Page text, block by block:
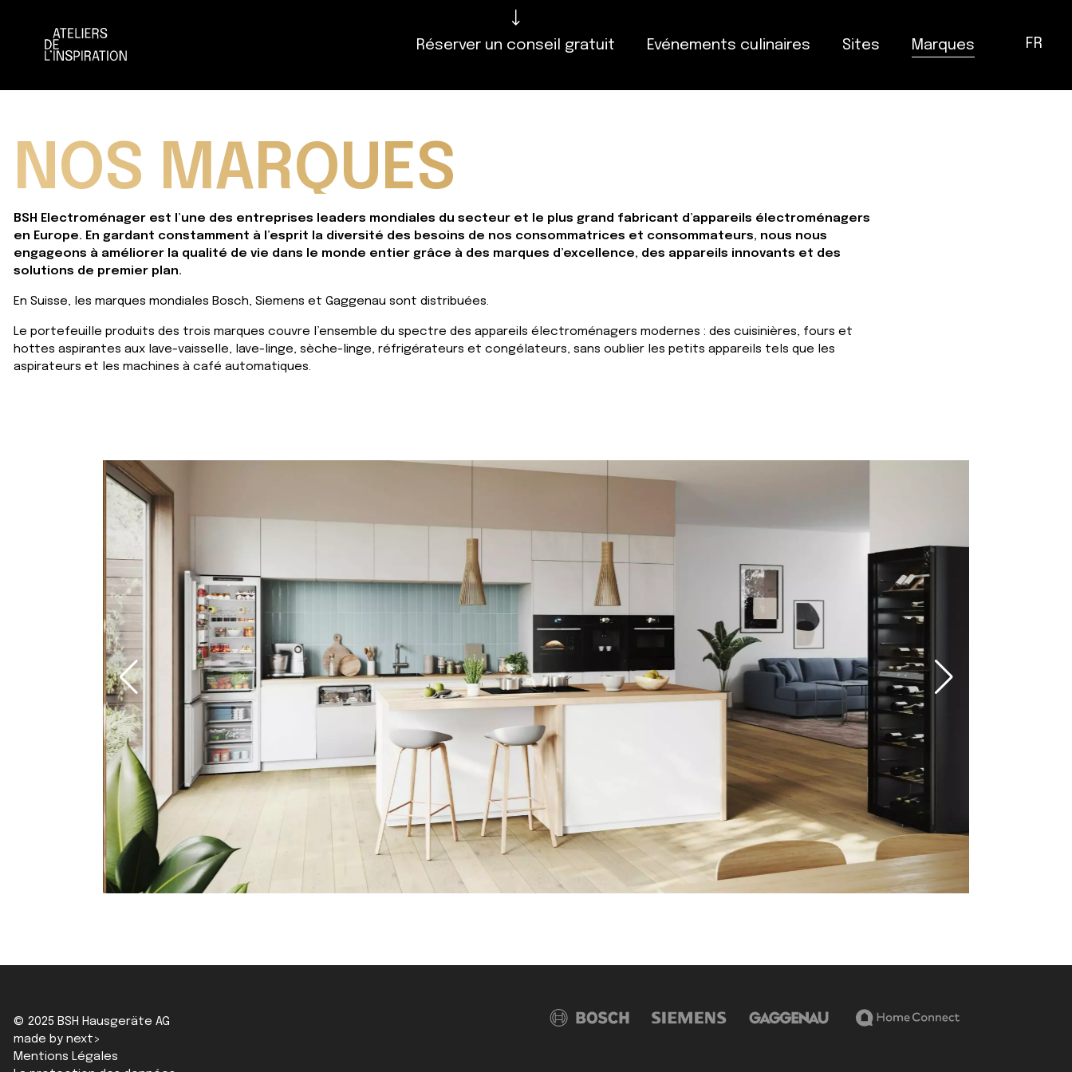
Réserver un conseil gratuit Evénements culinaires Sites Marques FR
NOS MARQUES
BSH Electroménager est l’une des entreprises leaders mondiales du secteur et le plus grand fabricant d’appareils électroménagers
en Europe. En gardant constamment à l’esprit la diversité des besoins de nos consommatrices et consommateurs, nous nous
engageons à améliorer la qualité de vie dans le monde entier grâce à des marques d’excellence, des appareils innovants et des
solutions de premier plan.
En Suisse, les marques mondiales Bosch, Siemens et Gaggenau sont distribuées.
Le portefeuille produits des trois marques couvre l’ensemble du spectre des appareils électroménagers modernes : des cuisinières, fours et
hottes aspirantes aux lave-vaisselle, lave-linge, sèche-linge, réfrigérateurs et congélateurs, sans oublier les petits appareils tels que les
aspirateurs et les machines à café automatiques.
© 2025 BSH Hausgeräte AG
made by next>
Mentions Légales